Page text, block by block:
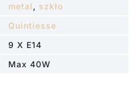
metal , szkło
Quintiesse
9 X E14
Max 40W